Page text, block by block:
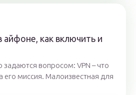
как включить и
задаются вопросом: VPN – что
его миссия. Малоизвестная для